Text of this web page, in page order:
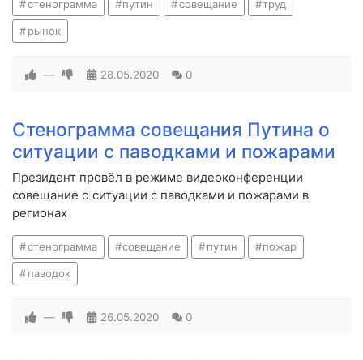
стенограмма путин совещание труд
рынок
— 28.05.2020 0
Стенограмма совещания Путина о
ситуации с паводками и пожарами
Президент провёл в режиме видеоконференции
совещание о ситуации с паводками и пожарами в
регионах
стенограмма совещание путин пожар
паводок
— 26.05.2020 0